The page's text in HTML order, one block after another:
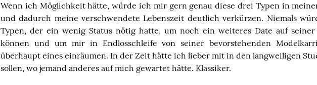
Wenn ich Möglichkeit hätte, würde ich mir gern genau diese drei Typen in
und dadurch meine verschwendete Lebenszeit deutlich verkürzen. Niemals
Typen, der ein wenig Status nötig hatte, um noch ein weiteres Date auf seiner
können und um mir in Endlosschleife von seiner bevorstehenden
überhaupt eines einräumen. In der Zeit hätte ich lieber mit in den langweiligen
sollen, wo jemand anderes auf mich gewartet hätte. Klassiker.